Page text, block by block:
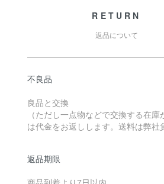
RETURN
返品について
不良品
良品と交換
（ただし一点物などで交換する在庫
は代金をお返しします。送料は弊社
返品期限